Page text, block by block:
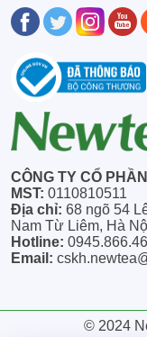
CÔNG TY CỔ
MST: 0110810511
Địa chỉ: 68 ngõ 54
Nam Từ Liêm, Hà
Hotline:
Email:
© 2024